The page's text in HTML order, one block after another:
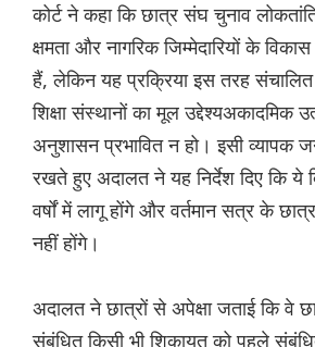
कोर्ट ने कहा कि छात्र संघ चुनाव
क्षमता और नागरिक जिम्मेदारियों के
हैं, लेकिन यह प्रक्रिया इस तरह संचालित
शिक्षा संस्थानों का मूल उद्देश्यअकादमिक
अनुशासन प्रभावित न हो। इसी व्यापक
रखते हुए अदालत ने यह निर्देश दिए कि ये
वर्षों में लागू होंगे और वर्तमान सत्र के
नहीं होंगे।
अदालत ने छात्रों से अपेक्षा जताई कि वे
संबंधित किसी भी शिकायत को पहले